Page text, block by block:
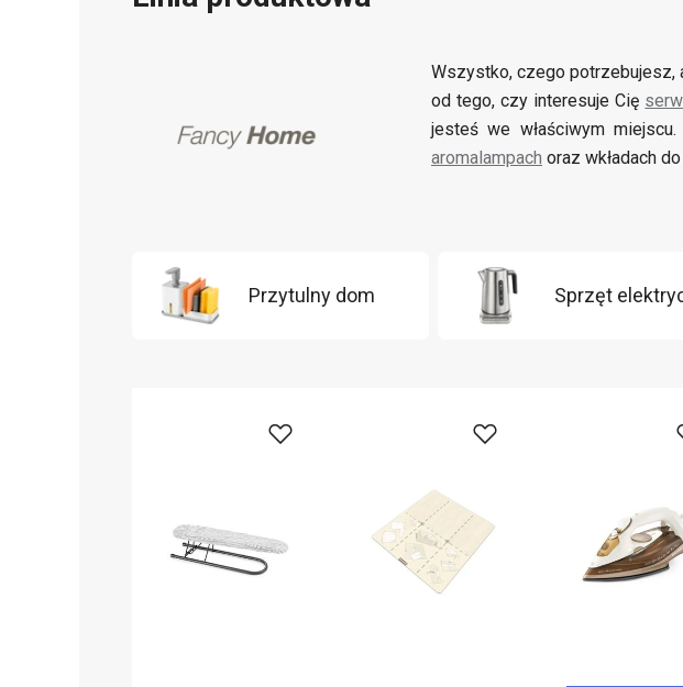
Wszystko, czego potrzebujesz,
od tego, czy interesuje Cię
jesteś we właściwym
aromalampach oraz wkładach
Przytulny dom Sprzęt